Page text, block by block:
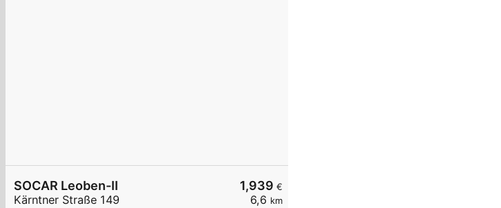
1,939 €
6,6 km
SOCAR Leoben-II
Kärntner Straße 149